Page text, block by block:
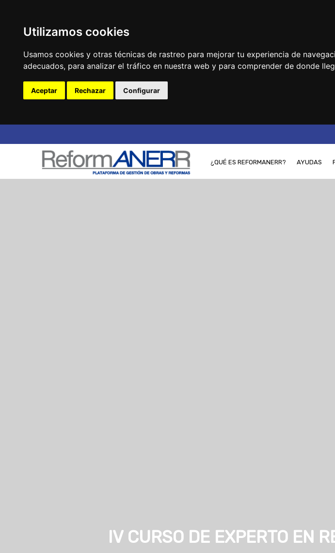
Utilizamos cookies
Usamos cookies y otras técnicas de rastreo para mejorar tu experiencia de
adecuados, para analizar el tráfico en nuestra web y para comprender de donde
Aceptar Rechazar Configurar
¿QUÉ ES REFORMANERR? AYUDAS
IV CURSO DE EXPERTO EN